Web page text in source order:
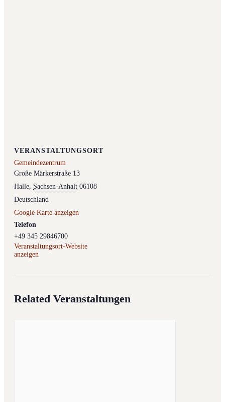
VERANSTALTUNGSORT
Gemeindezentrum
Große Märkerstraße 13
Halle, Sachsen-Anhalt 06108
Deutschland
Google Karte anzeigen
Telefon
+49 345 29846700
Veranstaltungsort-Website
anzeigen
Related Veranstaltungen